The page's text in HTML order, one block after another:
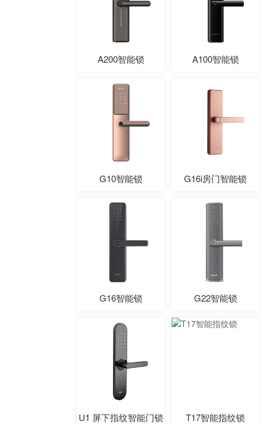
A200智能锁 A100智能锁
G10智能锁 G16i房门智能锁
G16智能锁 G22智能锁
U1 屏下指纹智能门锁 T17智能指纹锁